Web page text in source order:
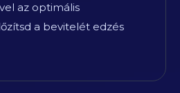
az optimális
a bevitelét edzés